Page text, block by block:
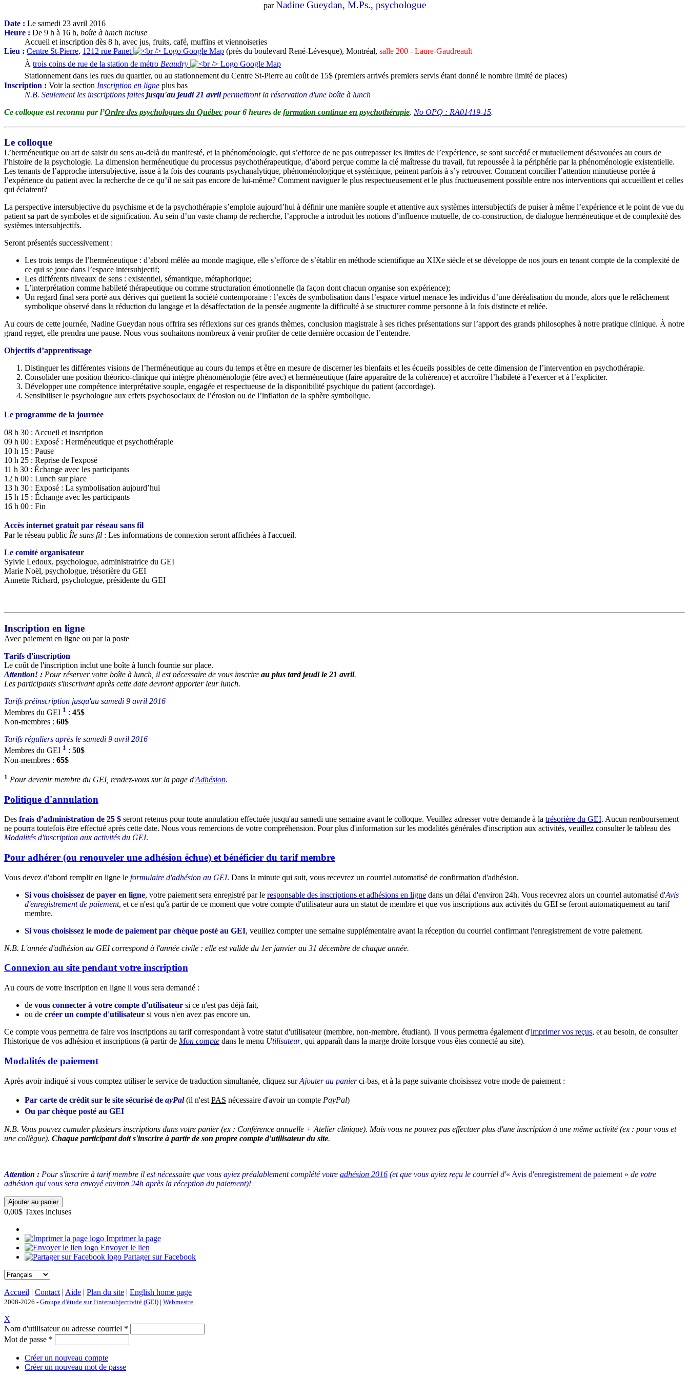
parNadine Gueydan, M.Ps., psychologue
Date : Le samedi 23 avril 2016
Heure : De 9 h à 16 h, boîte à lunch incluse
Accueil et inscription dès 8 h, avec jus, fruits, café, muffins et viennoiseries
Lieu : Centre St-Pierre, 1212 rue Panet (près du boulevard René-Lévesque), Montréal, salle 200 - Laure-Gaudreault
À trois coins de rue de la station de métro Beaudry
Stationnement dans les rues du quartier, ou au stationnement du Centre St-Pierre au coût de 15$ (premiers arrivés premiers servis étant donné le nombre limité de places)
Inscription : Voir la section Inscription en ligne plus bas
N.B. Seulement les inscriptions faites jusqu'au jeudi 21 avrilpermettront la réservation d'une boîte à lunch
Ce colloque est reconnu par l’Ordre des psychologues du Québec pour 6 heures de formation continue en psychothérapie. No OPQ : RA01419-15.
Le colloque
L’herméneutique ou art de saisir du sens au-delà du manifesté, et la phénoménologie, qui s’efforce de ne pas outrepasser les limites de l’expérience, se sont succédé et mutuellement désavouées au cours de
l’histoire de la psychologie. La dimension herméneutique du processus psychothérapeutique, d’abord perçue comme la clé maîtresse du travail, fut repoussée à la périphérie par la phénoménologie existentielle.
Les tenants de l’approche intersubjective, issue à la fois des courants psychanalytique, phénoménologique et systémique, peinent parfois à s’y retrouver. Comment concilier l’attention minutieuse portée à
l’expérience du patient avec la recherche de ce qu’il ne sait pas encore de lui-même? Comment naviguer le plus respectueusement et le plus fructueusement possible entre nos interventions qui accueillent et celles
qui éclairent?
La perspective intersubjective du psychisme et de la psychothérapie s’emploie aujourd’hui à définir une manière souple et attentive aux systèmes intersubjectifs de puiser à même l’expérience et le point de vue du
patient sa part de symboles et de signification. Au sein d’un vaste champ de recherche, l’approche a introduit les notions d’influence mutuelle, de co-construction, de dialogue herméneutique et de complexité des
systèmes intersubjectifs.
Seront présentés successivement :
Les trois temps de l’herméneutique : d’abord mêlée au monde magique, elle s’efforce de s’établir en méthode scientifique au XIXe siècle et se développe de nos jours en tenant compte de la complexité de
ce qui se joue dans l’espace intersubjectif;
Les différents niveaux de sens : existentiel, sémantique, métaphorique;
L’interprétation comme habileté thérapeutique ou comme structuration émotionnelle (la façon dont chacun organise son expérience);
Un regard final sera porté aux dérives qui guettent la société contemporaine : l’excès de symbolisation dans l’espace virtuel menace les individus d’une déréalisation du monde, alors que le relâchement
symbolique observé dans la réduction du langage et la désaffectation de la pensée augmente la difficulté à se structurer comme personne à la fois distincte et reliée.
Au cours de cette journée, Nadine Gueydan nous offrira ses réflexions sur ces grands thèmes, conclusion magistrale à ses riches présentations sur l’apport des grands philosophes à notre pratique clinique. À notre
grand regret, elle prendra une pause. Nous vous souhaitons nombreux à venir profiter de cette dernière occasion de l’entendre.
Objectifs d’apprentissage
Distinguer les différentes visions de l’herméneutique au cours du temps et être en mesure de discerner les bienfaits et les écueils possibles de cette dimension de l’intervention en psychothérapie.
Consolider une position théorico-clinique qui intègre phénoménologie (être avec) et herméneutique (faire apparaître de la cohérence) et accroître l’habileté à l’exercer et à l’expliciter.
Développer une compétence interprétative souple, engagée et respectueuse de la disponibilité psychique du patient (accordage).
Sensibiliser le psychologue aux effets psychosociaux de l’érosion ou de l’inflation de la sphère symbolique.
Le programme de la journée
08 h 30 : Accueil et inscription
09 h 00 : Exposé : Herméneutique et psychothérapie
10 h 15 : Pause
10 h 25 : Reprise de l'exposé
11 h 30 : Échange avec les participants
12 h 00 : Lunch sur place
13 h 30 : Exposé : La symbolisation aujourd’hui
15 h 15 : Échange avec les participants
16 h 00 : Fin
Accès internet gratuit par réseau sans fil
Par le réseau public Île sans fil : Les informations de connexion seront affichées à l'accueil.
Le comité organisateur
Sylvie Ledoux, psychologue, administratrice du GEI
Marie Noël, psychologue, trésorière du GEI
Annette Richard, psychologue, présidente du GEI
Inscription en ligne
Avec paiement en ligne ou par la poste
Tarifs d'inscription
Le coût de l'inscription inclut une boîte à lunch fournie sur place.
Attention! : Pour réserver votre boîte à lunch, il est nécessaire de vous inscrire au plus tard jeudi le 21 avril.
Les participants s'inscrivant après cette date devront apporter leur lunch.
Tarifs préinscription jusqu'au samedi 9 avril 2016
Membres du GEI 1 : 45$
Non-membres : 60$
Tarifs réguliers après le samedi 9 avril 2016
Membres du GEI 1 : 50$
Non-membres : 65$
1 Pour devenir membre du GEI, rendez-vous sur la page d'Adhésion.
Politique d'annulation
Des frais d’administration de 25 $ seront retenus pour toute annulation effectuée jusqu'au samedi une semaine avant le colloque. Veuillez adresser votre demande à la trésorière du GEI. Aucun remboursement
ne pourra toutefois être effectué après cette date. Nous vous remercions de votre compréhension. Pour plus d'information sur les modalités générales d'inscription aux activités, veuillez consulter le tableau des
Modalités d'inscription aux activités du GEI.
Pour adhérer (ou renouveler une adhésion échue) et bénéficier du tarif membre
Vous devez d'abord remplir en ligne le formulaire d'adhésion au GEI. Dans la minute qui suit, vous recevrez un courriel automatisé de confirmation d'adhésion.
Si vous choisissez de payer en ligne, votre paiement sera enregistré par le responsable des inscriptions et adhésions en ligne dans un délai d'environ 24h. Vous recevrez alors un courriel automatisé d'Avis
d'enregistrement de paiement, et ce n'est qu'à partir de ce moment que votre compte d'utilisateur aura un statut de membre et que vos inscriptions aux activités du GEI se feront automatiquement au tarif
membre.
Si vous choisissez le mode de paiement par chèque posté au GEI, veuillez compter une semaine supplémentaire avant la réception du courriel confirmant l'enregistrement de votre paiement.
N.B. L'année d'adhésion au GEI correspond à l'année civile : elle est valide du 1er janvier au 31 décembre de chaque année.
Connexion au site pendant votre inscription
Au cours de votre inscription en ligne il vous sera demandé :
de vous connecter à votre compte d'utilisateur si ce n'est pas déjà fait,
ou de créer un compte d'utilisateur si vous n'en avez pas encore un.
Ce compte vous permettra de faire vos inscriptions au tarif correspondant à votre statut d'utilisateur (membre, non-membre, étudiant). Il vous permettra également d'imprimer vos reçus, et au besoin, de consulter
l'historique de vos adhésion et inscriptions (à partir de Mon compte dans le menu Utilisateur, qui apparaît dans la marge droite lorsque vous êtes connecté au site).
Modalités de paiement
Après avoir indiqué si vous comptez utiliser le service de traduction simultanée, cliquez surAjouter au panierci-bas, et à la page suivante choisissez votre mode de paiement :
Par carte de crédit sur le site sécurisé de ayPal(il n'est PAS nécessaire d'avoir un compte PayPal)
Ou par chèque posté au GEI
N.B. Vous pouvez cumuler plusieurs inscriptions dans votre panier (ex : Conférence annuelle + Atelier clinique). Mais vous ne pouvez pas effectuer plus d'une inscription à une même activité (ex : pour vous et
une collègue). Chaque participant doit s'inscrire à partir de son propre compte d'utilisateur du site.
Attention : Pour s'inscrire à tarif membre il est nécessaire que vous ayiez préalablement complété votre adhésion 2016 (et que vous ayiez reçu le courriel d'« Avis d'enregistrement de paiement » de votre
adhésion qui vous sera envoyé environ 24h après la réception du paiement)!
0,00$ Taxes incluses
Imprimer la page
Envoyer le lien
Partager sur Facebook
Accueil | Contact | Aide | Plan du site | English home page
2008-2026 - Groupe d'étude sur l'intersubjectivité (GEI) | Webmestre
X
Nom d'utilisateur ou adresse courriel *
Mot de passe *
Créer un nouveau compte
Créer un nouveau mot de passe